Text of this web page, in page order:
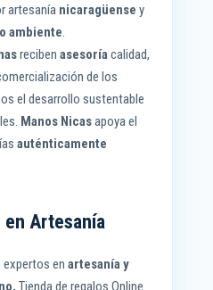
artesanía nicaragüense y
ambiente.
reciben asesoríacalidad,
de los
el desarrollo sustentable
Manos Nicasapoya el
auténticamente
en Artesanía
en artesanía y
Tienda de regalos Online